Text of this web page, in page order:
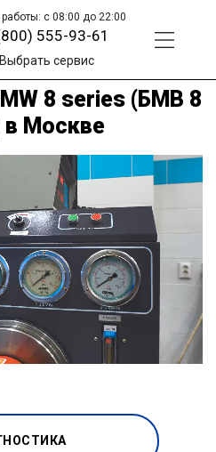
с 08:00 до 22:00
555-93-61
Выбрать сервис
8 series (БМВ 8
в Москве